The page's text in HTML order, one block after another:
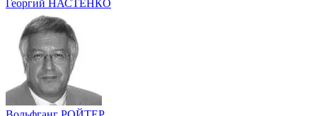
Георгий НАСТЕНКО